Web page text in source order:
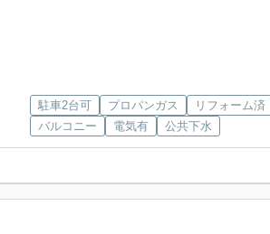
駐車2台可 プロパンガス
リフォーム済
バルコニー
電気有 公共下水